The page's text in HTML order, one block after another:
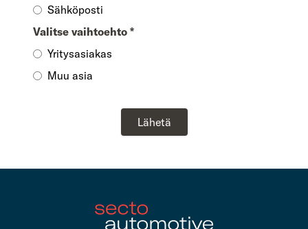
Sähköposti
Valitse vaihtoehto *
Yritysasiakas
Muu asia
Lähetä